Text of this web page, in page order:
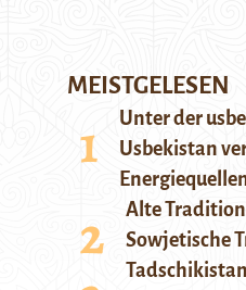
MEISTGELESEN
Unter der
Usbekistan
Alte
Sowjetische
Tadschikistan